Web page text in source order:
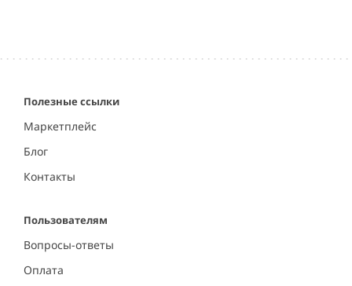
Полезные ссылки
Маркетплейс
Блог
Контакты
Пользователям
Вопросы-ответы
Оплата